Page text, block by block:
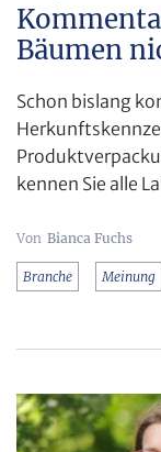
Bäumen
Schon bislang
kennen Sie alle
Bianca Fuchs
Branche Meinung